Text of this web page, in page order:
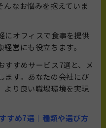
なお悩みを抱えていま
にオフィスで食事を提供
営にも役立ちます。
すすめサービス7選と、メ
ます。あなたの会社にぴ
より良い職場環境を実現
すめ7選｜種類や選び方